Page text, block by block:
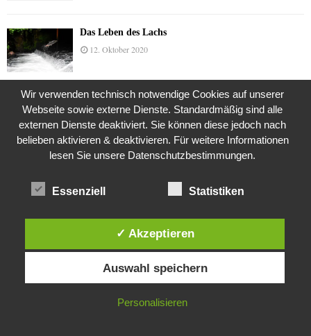
Das Leben des Lachs
12. Oktober 2020
Die Geschichte der Kubushäuser
9. Juli 2018
24. November 2015
Die Brexit-Lüge (1/8 Teil)
3. November 2019
Diese Website verwendet Cookies. Durch die weitere Nutzung dieser
Website stimmst du der Verwendung von Cookies zu.
IN ORDNUNG
Wir verwenden technisch notwendige Cookies auf unserer
Webseite sowie externe Dienste. Standardmäßig sind alle
externen Dienste deaktiviert. Sie können diese jedoch nach
belieben aktivieren & deaktivieren. Für weitere Informationen
lesen Sie unsere Datenschutzbestimmungen.
Essenziell Statistiken
✓ Akzeptieren
Auswahl speichern
Personalisieren